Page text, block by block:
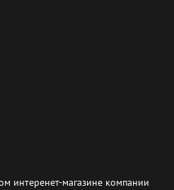
интеренет-магазине компании